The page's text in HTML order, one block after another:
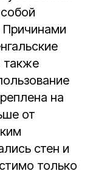
также
на
от
стен и
только